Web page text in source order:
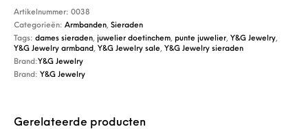
Artikelnummer:0038
Categorieën:Armbanden,Sieraden
Tags:dames sieraden, juwelier doetinchem, punte juwelier, Y&G Jewelry,
Y&G Jewelry armband, Y&G Jewelry sale, Y&G Jewelry sieraden
Brand:Y&G Jewelry
Brand: Y&G Jewelry
Gerelateerde producten